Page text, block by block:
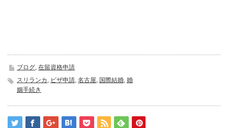
ブログ, 在留資格申請
スリランカ , ビザ申請, 名古屋, 国際結婚, 婚
姻手続き